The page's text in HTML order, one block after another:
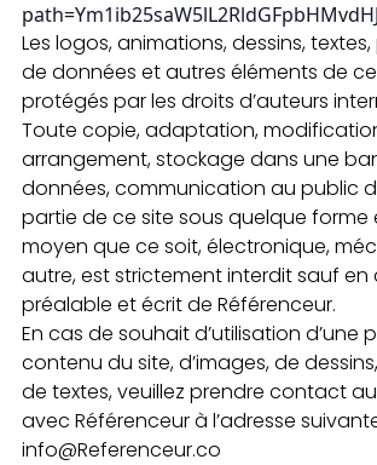
Les logos, animations, dessins,
de données et autres éléments de
protégés par les droits d’auteurs
Toute copie, adaptation,
arrangement, stockage dans une
données, communication au public
partie de ce site sous quelque forme
moyen que ce soit, électronique,
autre, est strictement interdit sauf en
préalable et écrit de Référenceur.
En cas de souhait d’utilisation d’une
contenu du site, d’images, de
de textes, veuillez prendre contact
avec Référenceur à l’adresse
info@Referenceur.co